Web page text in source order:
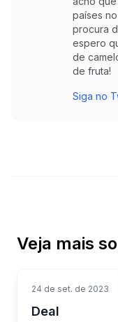
países
procura
espero
de
de fruta!
Siga no
Veja mais
24 de set. de 2023
Deal